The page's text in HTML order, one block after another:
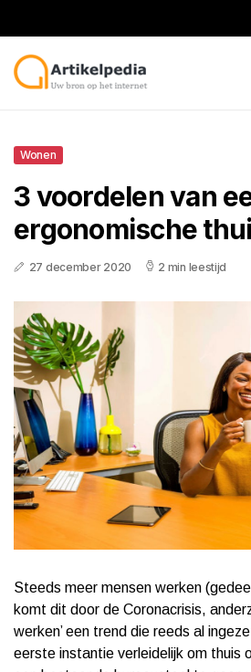
Wonen
3 voordelen van
ergonomische
27 december 2020 2 min leestijd
Steeds meer mensen werken
komt dit door de Coronacrisis,
werken’ een trend die reeds al
eerste instantie verleidelijk om thuis